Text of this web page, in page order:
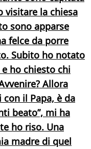
visitare la chiesa
sono apparse
felce da porre
Subito ho notato
ho chiesto chi
Allora
il Papa, è da
beato”, mi ha
ho riso. Una
madre di quel